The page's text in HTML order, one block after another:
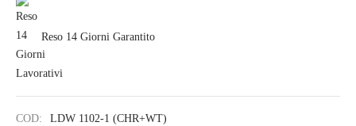
Reso 14 Giorni Garantito
COD: LDW 1102-1 (CHR+WT)